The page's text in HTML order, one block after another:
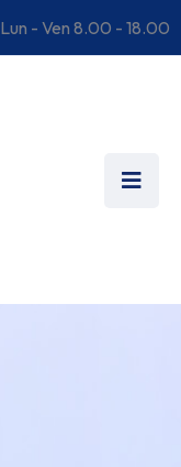
Lun - Ven 8.00 - 18.00